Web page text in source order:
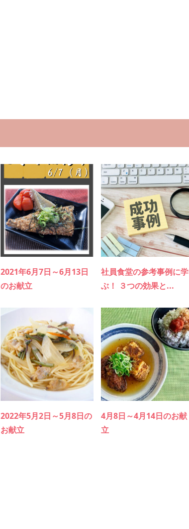
2021年6月7日～6月13日
のお献立
社員食堂の参考事例に学
ぶ！ ３つの効果と...
2022年5月2日～5月8日の
お献立
4月8日～4月14日のお献
立